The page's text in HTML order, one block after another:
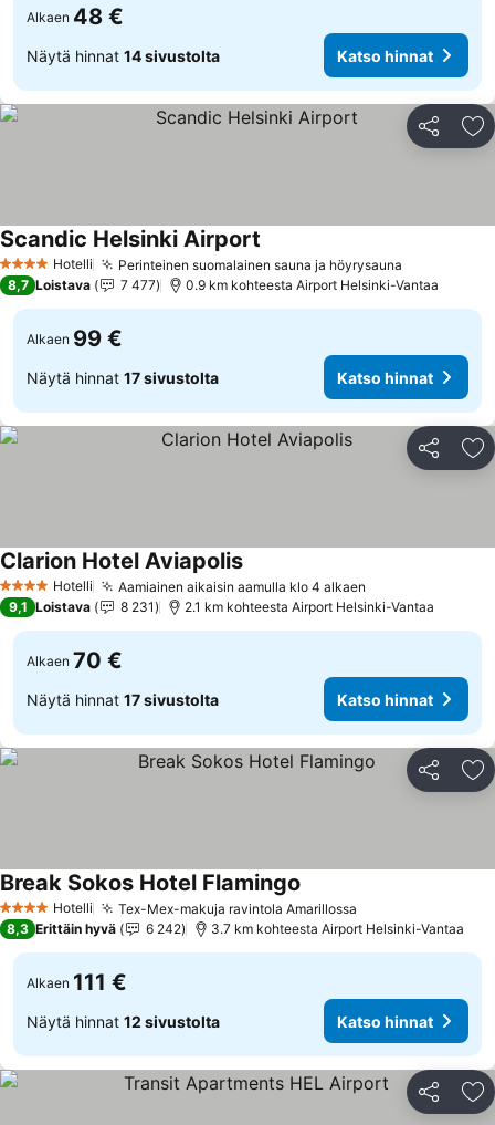
Alkaen 48 €
Näytä hinnat 14 sivustolta Katso hinnat
Jaa
4 Tähtiluokitus
Hotelli Perinteinen suomalainen sauna ja höyrysauna
Scandic Helsinki Airport
8,7 Loistava 7 477 0.9 km kohteesta Airport Helsinki-Vantaa
Alkaen 99 €
Näytä hinnat 17 sivustolta Katso hinnat
Jaa
4 Tähtiluokitus
Hotelli Aamiainen aikaisin aamulla klo 4 alkaen
Clarion Hotel Aviapolis
9,1 Loistava 8 231 2.1 km kohteesta Airport Helsinki-Vantaa
Alkaen 70 €
Näytä hinnat 17 sivustolta Katso hinnat
Jaa
4 Tähtiluokitus
Hotelli Tex-Mex-makuja ravintola Amarillossa
Break Sokos Hotel Flamingo
8,3 Erittäin hyvä 6 242 3.7 km kohteesta Airport Helsinki-Vantaa
Alkaen 111 €
Näytä hinnat 12 sivustolta Katso hinnat
Jaa